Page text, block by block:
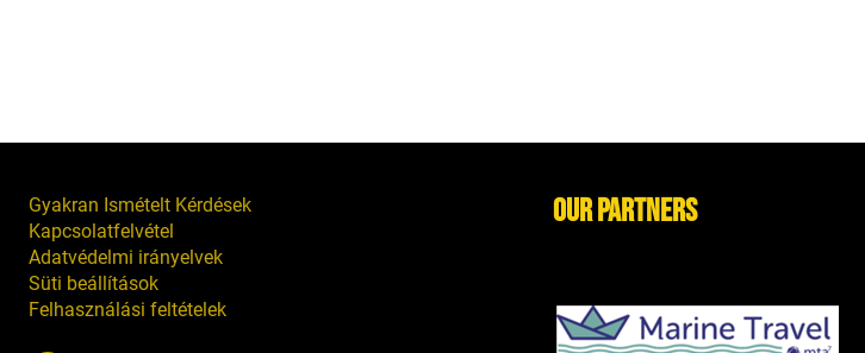
Gyakran Ismételt Kérdések
Kapcsolatfelvétel
Adatvédelmi irányelvek
Süti beállítások
Felhasználási feltételek
Our Partners